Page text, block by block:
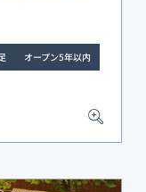
オープン5年以内